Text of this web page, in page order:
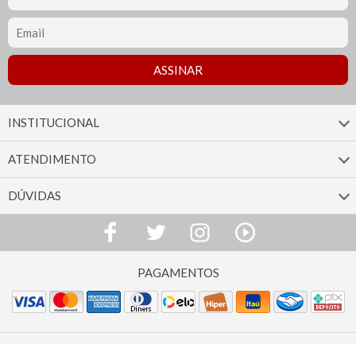
INSTITUCIONAL
ATENDIMENTO
DÚVIDAS